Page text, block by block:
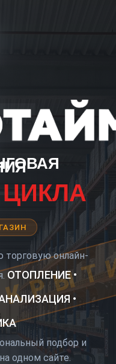
онлайн-
ОТОПЛЕНИЕ •
•
подбор и
одном сайте.